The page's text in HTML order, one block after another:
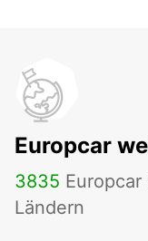
Europcar
3835
Ländern